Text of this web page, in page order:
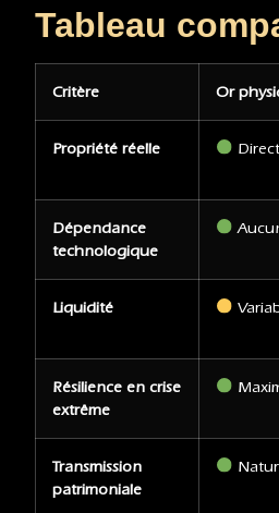
Tableau
Critère Or
Propriété réelle
Dépendance
technologique
Liquidité
Résilience en crise
extrême
Transmission
patrimoniale